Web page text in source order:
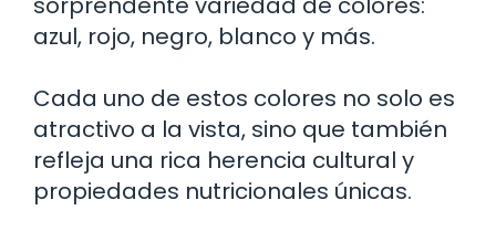
azul, rojo, negro, blanco y más.
Cada uno de estos colores no solo es
atractivo a la vista, sino que también
refleja una rica herencia cultural y
propiedades nutricionales únicas.